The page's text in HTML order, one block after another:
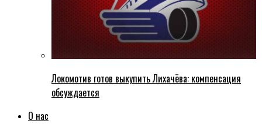
Локомотив готов выкупить Лихачёва: компенсация
обсуждается
О нас